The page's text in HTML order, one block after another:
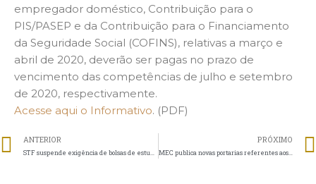
empregador doméstico, Contribuição para o
PIS/PASEP e da Contribuição para o Financiamento
da Seguridade Social (COFINS), relativas a março e
abril de 2020, deverão ser pagas no prazo de
vencimento das competências de julho e setembro
de 2020, respectivamente.
Acesse aqui o Informativo. (PDF)
ANTERIOR PRÓXIMO
MEC publica novas portarias referentes aos alunos de saúde e de cursos técnicos